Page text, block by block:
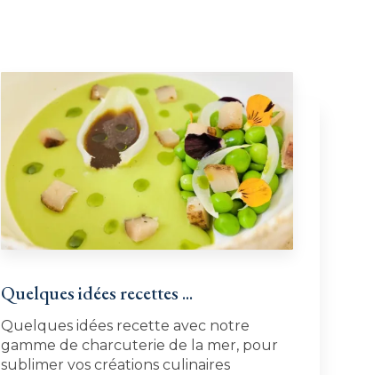
Quelques idées recettes ...
Quelques idées recette avec notre
gamme de charcuterie de la mer, pour
sublimer vos créations culinaires